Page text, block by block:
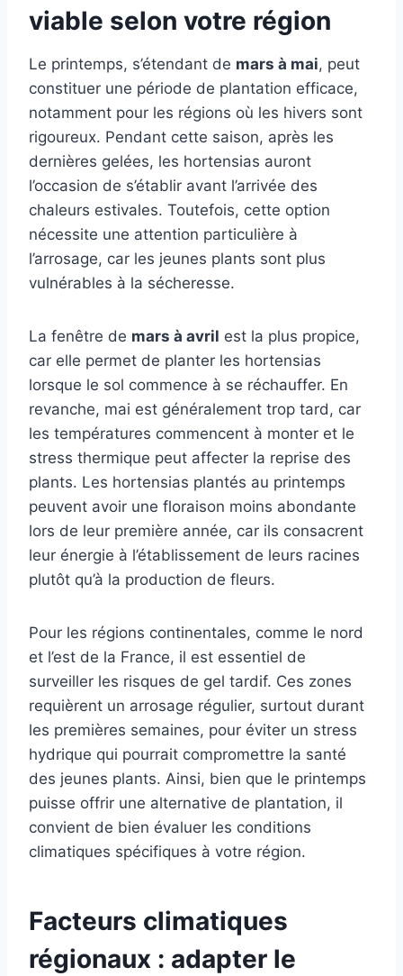
viable selon votre région
Le printemps, s’étendant de mars à mai, peut
constituer une période de plantation efficace,
notamment pour les régions où les hivers sont
rigoureux. Pendant cette saison, après les
dernières gelées, les hortensias auront
l’occasion de s’établir avant l’arrivée des
chaleurs estivales. Toutefois, cette option
nécessite une attention particulière à
l’arrosage, car les jeunes plants sont plus
vulnérables à la sécheresse.
La fenêtre de mars à avril est la plus propice,
car elle permet de planter les hortensias
lorsque le sol commence à se réchauffer. En
revanche, mai est généralement trop tard, car
les températures commencent à monter et le
stress thermique peut affecter la reprise des
plants. Les hortensias plantés au printemps
peuvent avoir une floraison moins abondante
lors de leur première année, car ils consacrent
leur énergie à l’établissement de leurs racines
plutôt qu’à la production de fleurs.
Pour les régions continentales, comme le nord
et l’est de la France, il est essentiel de
surveiller les risques de gel tardif. Ces zones
requièrent un arrosage régulier, surtout durant
les premières semaines, pour éviter un stress
hydrique qui pourrait compromettre la santé
des jeunes plants. Ainsi, bien que le printemps
puisse offrir une alternative de plantation, il
convient de bien évaluer les conditions
climatiques spécifiques à votre région.
Facteurs climatiques
régionaux : adapter le